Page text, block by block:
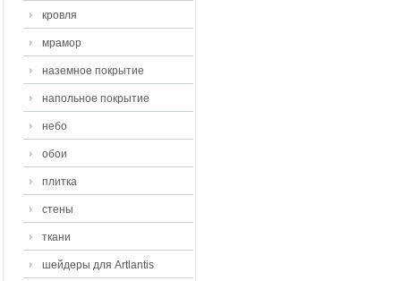
кровля
мрамор
наземное покрытие
напольное покрытие
небо
обои
плитка
стены
ткани
шейдеры для Artlantis